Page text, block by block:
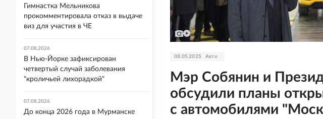
08.05.2025 Авто
Мэр Собянин и
обсудили планы
с автомобилями
Гимнастка Мельникова
прокомментировала отказ в выдаче
виз для участия в ЧЕ
07.08.2026
В Нью-Йорке зафиксирован
четвертый случай заболевания
"кроличьей лихорадкой"
07.08.2026
До конца 2026 года в Мурманске